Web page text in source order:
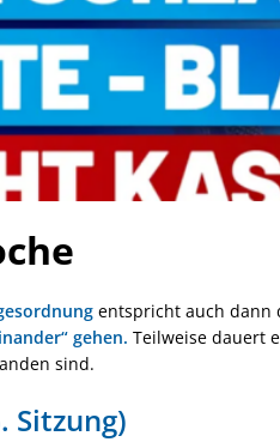
entspricht auch dann
gehen. Teilweise dauert
sind.
Sitzung)